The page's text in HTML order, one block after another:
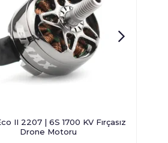
II 2207 | 6S 1700 KV Fırçasız
Drone Motoru